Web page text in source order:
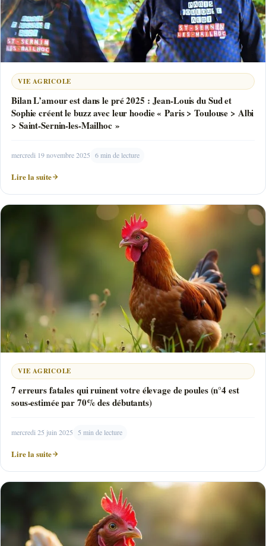
VIE AGRICOLE
Bilan L’amour est dans le pré 2025 : Jean-Louis du Sud et
Sophie créent le buzz avec leur hoodie « Paris > Toulouse > Albi
> Saint-Sernin-les-Mailhoc »
mercredi 19 novembre 2025 6 min de lecture
Lire la suite
VIE AGRICOLE
7 erreurs fatales qui ruinent votre élevage de poules (n°4 est
sous-estimée par 70% des débutants)
mercredi 25 juin 2025 5 min de lecture
Lire la suite